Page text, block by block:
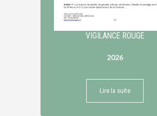
VIGILANCE ROUGE
2026
Lire la suite